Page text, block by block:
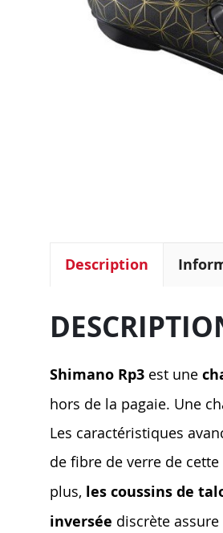
Description
Shimano Rp3 est une
hors de la pagaie. Une
Les caractéristiques
de fibre de verre de
plus, les coussins de
inversée discrète